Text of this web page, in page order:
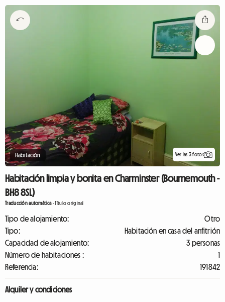
Habitación Ver las 3 fotos
Habitación limpia y bonita en Charminster (Bournemouth -
BH8 8SL)
Traducción automática-Título original
Tipo de alojamiento:
Otro
Tipo:
Habitación en casa del anfitrión
Capacidad de alojamiento:
3 personas
Número de habitaciones :
1
Referencia:
191842
Alquiler y condiciones